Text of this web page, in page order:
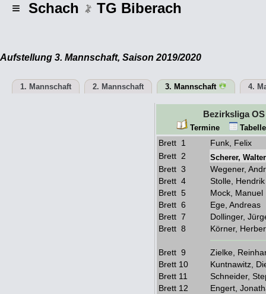
≡ Schach TG Biberach
Aufstellung 3. Mannschaft, Saison 2019/2020
1. Mannschaft 2. Mannschaft 3. Mannschaft 4.
Bezirksliga
Termine
Brett 1
Funk, Felix
Brett 2
Scherer, Walter
Brett 3
Wegener,
Brett 4
Stolle, Hendrik
Brett 5
Mock, Manuel
Brett 6
Ege, Andreas
Brett 7
Dollinger,
Brett 8
Körner,
Brett 9
Zielke,
Brett 10
Kuntnawitz,
Brett 11
Schneider,
Brett 12
Engert,